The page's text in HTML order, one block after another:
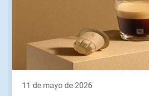
botones
Anterior
navegar11 de mayo de 2026